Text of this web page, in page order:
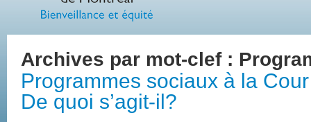
Archives par mot-clef :
Programmes sociaux à la
De quoi s’agit-il?